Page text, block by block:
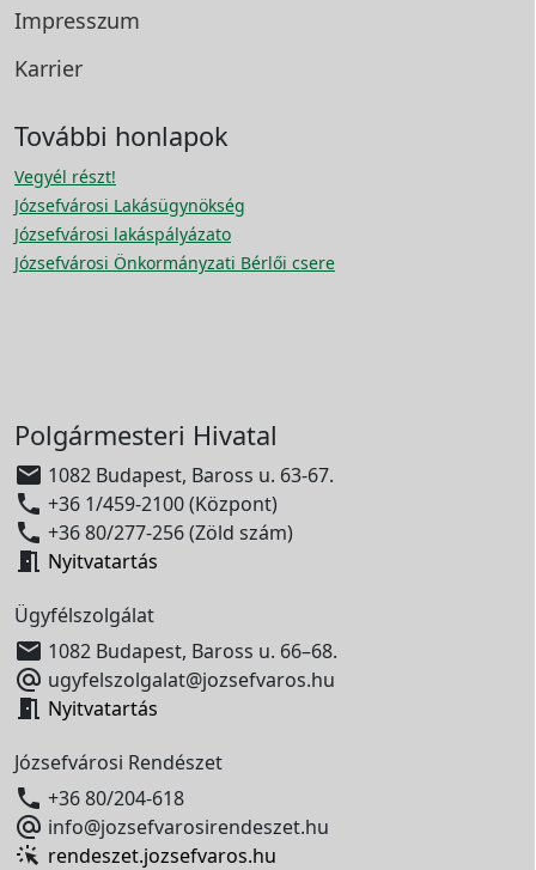
Impresszum
Karrier
További honlapok
Vegyél részt!
Józsefvárosi Lakásügynökség
Józsefvárosi lakáspályázato
Józsefvárosi Önkormányzati Bérlői csere
Polgármesteri Hivatal
 1082 Budapest, Baross u. 63-67.
 +36 1/459-2100 (Központ)
 +36 80/277-256 (Zöld szám)
 Nyitvatartás
Ügyfélszolgálat
 1082 Budapest, Baross u. 66–68.
 ugyfelszolgalat@jozsefvaros.hu
 Nyitvatartás
Józsefvárosi Rendészet
 +36 80/204-618
 info@jozsefvarosirendeszet.hu
rendeszet.jozsefvaros.hu